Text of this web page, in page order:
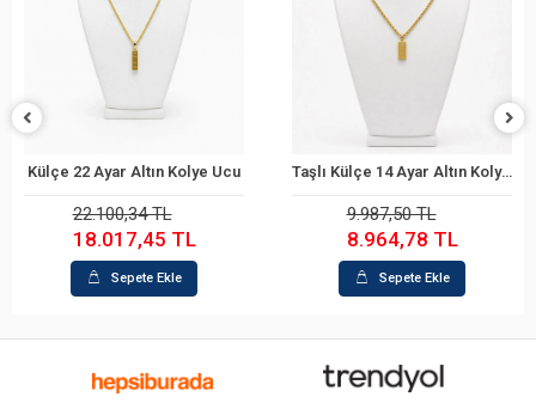
Kolye Ucu
Sepete Ekle
Taşlı Külçe 14 Ayar Altın Kolye Ucu
8.964,78 TL
Yonca 22 Ayar